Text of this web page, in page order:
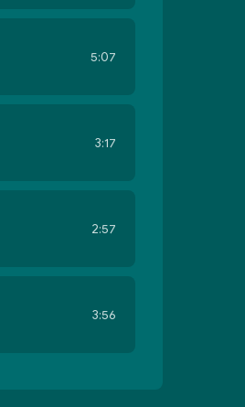
5:07
3:17
2:57
3:56